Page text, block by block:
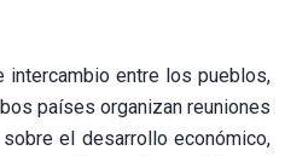
entre los pueblos,
países organizan reuniones
el desarrollo económico,